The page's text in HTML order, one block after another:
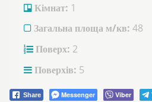
Кімнат: 1
Загальна площа м/кв: 48
Поверх: 2
Поверхів: 5
Share Messenger Viber